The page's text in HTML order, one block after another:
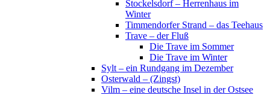
Stockelsdorf – Herrenhaus im
Winter
Timmendorfer Strand – das Teehaus
Trave – der Fluß
Die Trave im Sommer
Die Trave im Winter
Sylt – ein Rundgang im Dezember
Osterwald – (Zingst)
Vilm – eine deutsche Insel in der Ostsee